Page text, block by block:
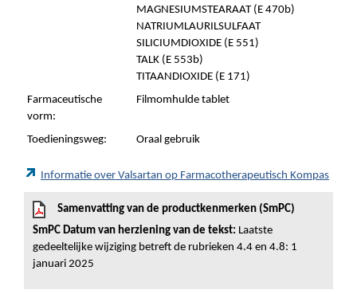
MAGNESIUMSTEARAAT (E 470b)
NATRIUMLAURILSULFAAT
SILICIUMDIOXIDE (E 551)
TALK (E 553b)
TITAANDIOXIDE (E 171)
Farmaceutische
vorm:
Filmomhulde tablet
Toedieningsweg: Oraal gebruik
Informatie over Valsartan op Farmacotherapeutisch Kompas
Samenvatting van de productkenmerken (SmPC)
SmPC Datum van herziening van de tekst: Laatste
gedeeltelijke wijziging betreft de rubrieken 4.4 en 4.8: 1
januari 2025